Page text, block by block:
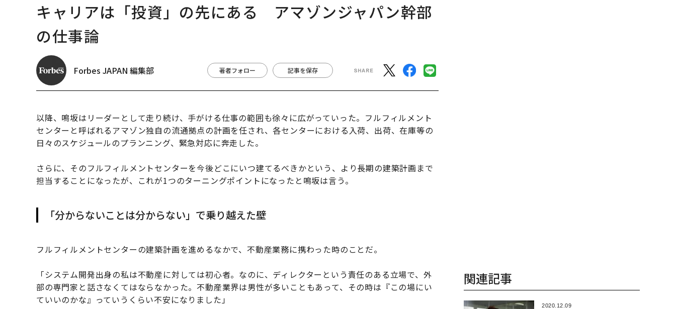
キャリアは「投資」の先にある アマゾンジャパン幹部
の仕事論
Forbes JAPAN 編集部 著者フォロー 記事を保存
以降、鳴坂はリーダーとして走り続け、手がける仕事の範囲も徐々に広がっていった。フルフィルメント
センターと呼ばれるアマゾン独自の流通拠点の計画を任され、各センターにおける入荷、出荷、在庫等の
日々のスケジュールのプランニング、緊急対応に奔走した。
さらに、そのフルフィルメントセンターを今後どこにいつ建てるべきかという、より長期の建築計画まで
担当することになったが、これが1つのターニングポイントになったと鳴坂は言う。
「分からないことは分からない」で乗り越えた壁
フルフィルメントセンターの建築計画を進めるなかで、不動産業務に携わった時のことだ。
「システム開発出身の私は不動産に対しては初心者。なのに、ディレクターという責任のある立場で、外
部の専門家と話さなくてはならなかった。不動産業界は男性が多いこともあって、その時は『この場にい
ていいのかな』っていうくらい不安になりました」
関連記事
2020.12.09